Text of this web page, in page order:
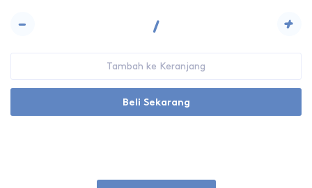
- +
Tambah ke Keranjang
Beli Sekarang